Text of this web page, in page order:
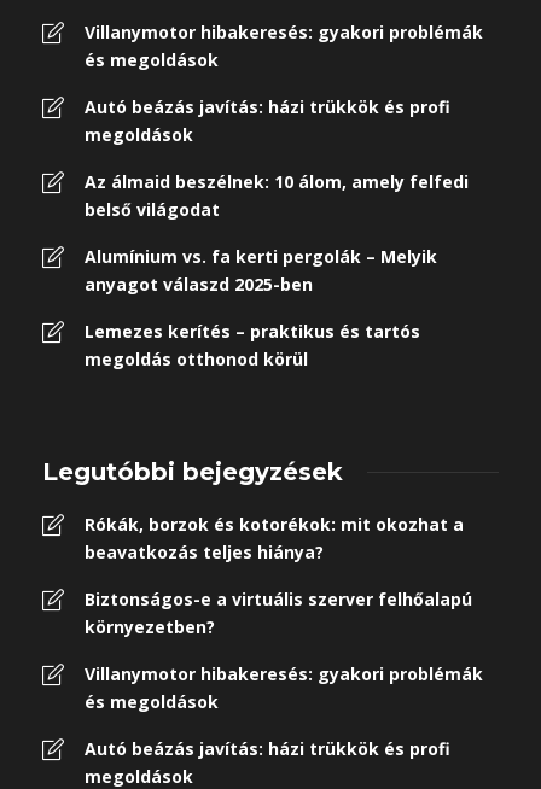
Villanymotor hibakeresés: gyakori problémák
és megoldások
Autó beázás javítás: házi trükkök és profi
megoldások
Az álmaid beszélnek: 10 álom, amely felfedi
belső világodat
Alumínium vs. fa kerti pergolák – Melyik
anyagot válaszd 2025-ben
Lemezes kerítés – praktikus és tartós
megoldás otthonod körül
Legutóbbi bejegyzések
Rókák, borzok és kotorékok: mit okozhat a
beavatkozás teljes hiánya?
Biztonságos-e a virtuális szerver felhőalapú
környezetben?
Villanymotor hibakeresés: gyakori problémák
és megoldások
Autó beázás javítás: házi trükkök és profi
megoldások